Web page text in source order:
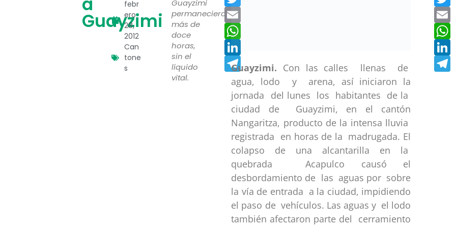
Guayzimi
febr
ero
28,
2012
Can
tone
s
Guayzimi
permanecieron,
más de
doce
horas,
sin el
líquido
vital.
Guayzimi. Con las calles llenas de
agua, lodo y arena, así iniciaron la
jornada del lunes los habitantes de la
ciudad de Guayzimi, en el cantón
Nangaritza, producto de la intensa lluvia
registrada en horas de la madrugada. El
colapso de una alcantarilla en la
quebrada Acapulco causó el
desbordamiento de las aguas por sobre
la vía de entrada a la ciudad, impidiendo
el paso de vehículos. Las aguas y el lodo
también afectaron parte del cerramiento